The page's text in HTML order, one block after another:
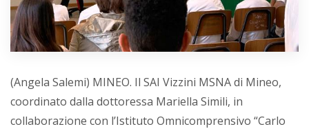
(Angela Salemi) MINEO. Il SAI Vizzini MSNA di Mineo,
coordinato dalla dottoressa Mariella Simili, in
collaborazione con l’Istituto Omnicomprensivo “Carlo